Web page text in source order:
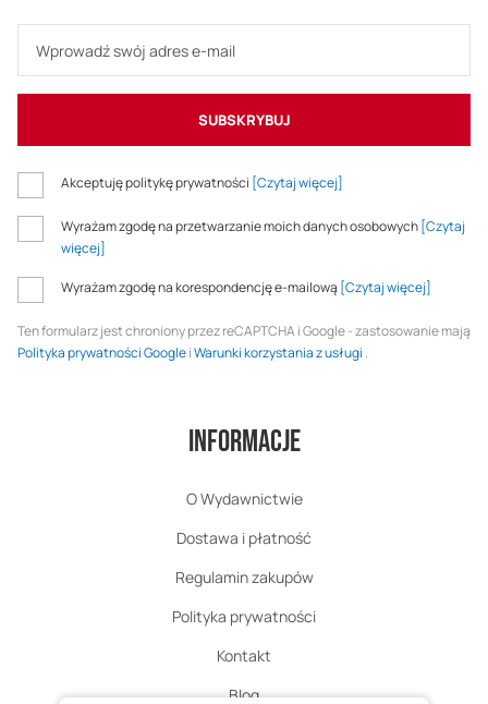
SUBSKRYBUJ
Akceptuję politykę prywatności [Czytaj więcej]
Wyrażam zgodę na przetwarzanie moich danych osobowych[Czytaj
więcej]
Wyrażam zgodę na korespondencję e-mailową [Czytaj więcej]
Ten formularz jest chroniony przez reCAPTCHA i Google - zastosowanie mają
Polityka prywatności GoogleiWarunki korzystania z usługi .
Informacje
O Wydawnictwie
Dostawa i płatność
Regulamin zakupów
Polityka prywatności
Kontakt
Blog